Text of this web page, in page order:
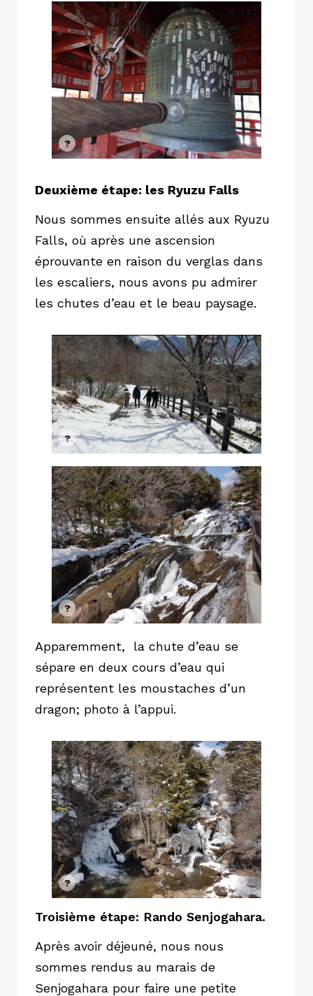
Deuxième étape: les Ryuzu Falls
Nous sommes ensuite allés aux Ryuzu
Falls, où après une ascension
éprouvante en raison du verglas dans
les escaliers, nous avons pu admirer
les chutes d’eau et le beau paysage.
Apparemment, la chute d’eau se
sépare en deux cours d’eau qui
représentent les moustaches d’un
dragon; photo à l’appui.
Troisième étape: Rando Senjogahara.
Après avoir déjeuné, nous nous
sommes rendus au marais de
Senjogahara pour faire une petite